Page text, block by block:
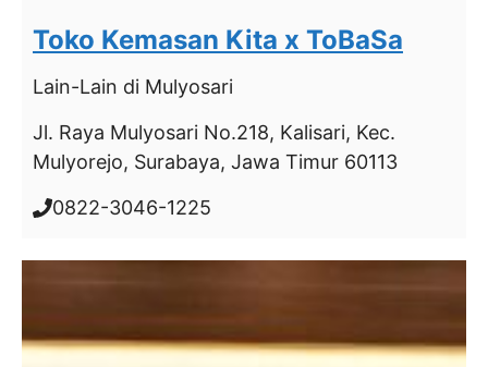
Toko Kemasan Kita x ToBaSa
Lain-Lain di Mulyosari
Jl. Raya Mulyosari No.218, Kalisari, Kec.
Mulyorejo, Surabaya, Jawa Timur 60113
0822-3046-1225